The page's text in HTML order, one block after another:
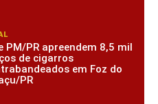
PM/PR apreendem 8,5 mil
de cigarros
em Foz do
PR